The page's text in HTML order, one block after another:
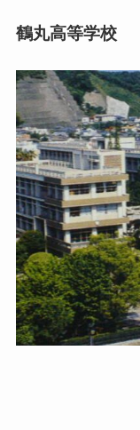
鶴丸高等学校